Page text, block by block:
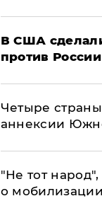
В США
против России
Четыре
аннексии
​"Не тот
о мобилизации